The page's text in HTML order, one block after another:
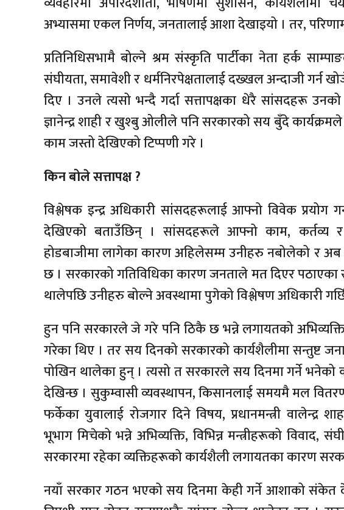
अभ्यासमा एकल निर्णय, जनतालाई आशा देखाइयो । तर,
प्रतिनिधिसभामै बोल्ने श्रम संस्कृति पार्टीका नेता हर्क
संघीयता, समावेशी र धर्मनिरपेक्षतालाई दख्खल अन्दाजी गर्न
दिए । उनले त्यसो भन्दै गर्दा सत्तापक्षका धेरै सांसदहरू उनको
ज्ञानेन्द्र शाही र खुश्बु ओलीले पनि सरकारको सय बुँदे
काम जस्तो देखिएको टिप्पणी गरे ।
किन बोले सत्तापक्ष ?
विश्लेषक इन्द्र अधिकारी सांसदहरूलाई आफ्नो विवेक प्रयोग
देखिएको बताउँछिन् । सांसदहरूले आफ्नो काम, कर्तव्य र
होडबाजीमा लागेका कारण अहिलेसम्म उनीहरु नबोलेको र
छ । सरकारको गतिविधिका कारण जनताले मत दिएर पठाएका
थालेपछि उनीहरु बोल्ने अवस्थामा पुगेको विश्लेषण अधिकारी
हुन पनि सरकारले जे गरे पनि ठिकै छ भन्ने लगायतको
गरेका थिए । तर सय दिनको सरकारको कार्यशैलीमा सन्तुष्ट
पोखिन थालेका हुन् । त्यसो त सरकारले सय दिनमा गर्ने भनेको
देखिन्छ । सुकुम्वासी व्यवस्थापन, किसानलाई समयमै मल
फर्केका युवालाई रोजगार दिने विषय, प्रधानमन्त्री
भूभाग मिचेको भन्ने अभिव्यक्ति, विभिन्न मन्त्रीहरूको विवाद,
सरकारमा रहेका व्यक्तिहरूको कार्यशैली लगायतका कारण
नयाँ सरकार गठन भएको सय दिनमा केही गर्ने आशाको संकेत